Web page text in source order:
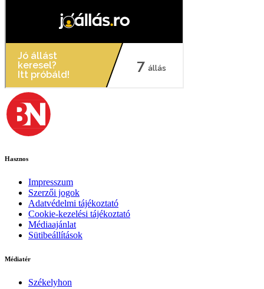
Hasznos
Impresszum
Szerzői jogok
Adatvédelmi tájékoztató
Cookie-kezelési tájékoztató
Médiaajánlat
Sütibeállítások
Médiatér
Székelyhon